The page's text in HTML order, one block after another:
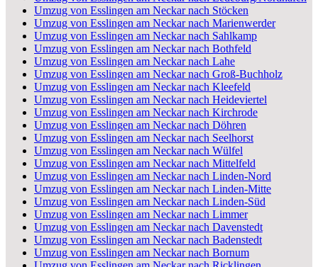
Umzug von Esslingen am Neckar nach Stöcken
Umzug von Esslingen am Neckar nach Marienwerder
Umzug von Esslingen am Neckar nach Sahlkamp
Umzug von Esslingen am Neckar nach Bothfeld
Umzug von Esslingen am Neckar nach Lahe
Umzug von Esslingen am Neckar nach Groß-Buchholz
Umzug von Esslingen am Neckar nach Kleefeld
Umzug von Esslingen am Neckar nach Heideviertel
Umzug von Esslingen am Neckar nach Kirchrode
Umzug von Esslingen am Neckar nach Döhren
Umzug von Esslingen am Neckar nach Seelhorst
Umzug von Esslingen am Neckar nach Wülfel
Umzug von Esslingen am Neckar nach Mittelfeld
Umzug von Esslingen am Neckar nach Linden-Nord
Umzug von Esslingen am Neckar nach Linden-Mitte
Umzug von Esslingen am Neckar nach Linden-Süd
Umzug von Esslingen am Neckar nach Limmer
Umzug von Esslingen am Neckar nach Davenstedt
Umzug von Esslingen am Neckar nach Badenstedt
Umzug von Esslingen am Neckar nach Bornum